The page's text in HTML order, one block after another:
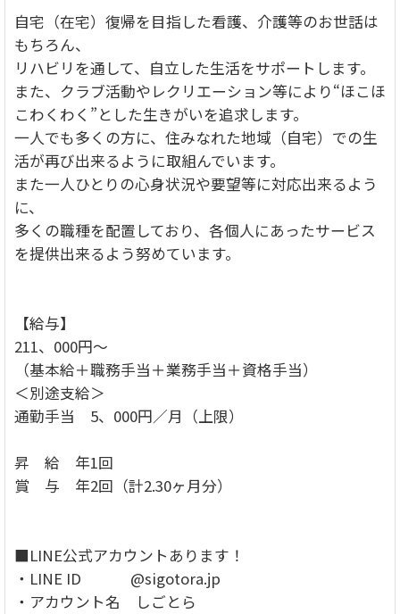
自宅（在宅）復帰を目指した看護、介護等のお世話は
もちろん、
リハビリを通して、自立した生活をサポートします。
また、クラブ活動やレクリエーション等により“ほこほ
こわくわく”とした生きがいを追求します。
一人でも多くの方に、住みなれた地域（自宅）での生
活が再び出来るように取組んでいます。
また一人ひとりの心身状況や要望等に対応出来るよう
に、
多くの職種を配置しており、各個人にあったサービス
を提供出来るよう努めています。
【給与】
211、000円～
（基本給＋職務手当＋業務手当＋資格手当）
＜別途支給＞
通勤手当 5、000円／月（上限）
昇 給 年1回
賞 与 年2回（計2.30ヶ月分）
■LINE公式アカウントあります！
・LINE ID @sigotora.jp
・アカウント名 しごとら